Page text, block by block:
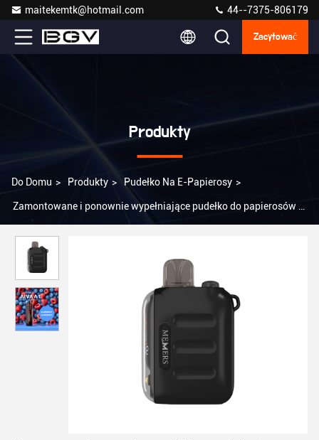
maitekemtk@hotmail.com 44--7375-806179
Zacytować
Produkty
Do Domu > Produkty > Pudełko Na E-Papierosy >
Zamontowane i ponownie wypełniające pudełko do papierosów e-